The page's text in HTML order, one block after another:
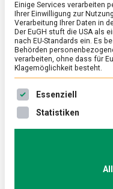
ERNÄHRUNG &
Stulle auf
30. April 2026
Klein, kompakt und
Reisdreiecke, Onigiri
Einige Services verarbeiten
Ihrer Einwilligung zur
Verarbeitung Ihrer Daten in
Der EuGH stuft die USA als
nach EU-Standards ein. Es
Behörden
verarbeiten, ohne dass für
Klagemöglichkeit besteht.
Es folgt eine Liste
Essenziell
Statistiken